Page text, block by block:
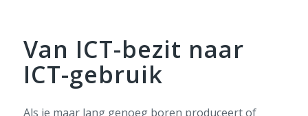
Van ICT-bezit naar
ICT-gebruik
Als je maar lang genoeg boren produceert of